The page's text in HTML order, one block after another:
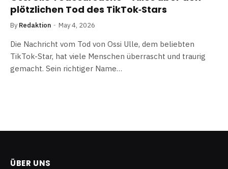
plötzlichen Tod des TikTok‑Stars
By Redaktion May 4, 2026
Die Nachricht vom Tod von Ossi Ulle, dem beliebten
TikTok-Star, hat viele Menschen überrascht und traurig
gemacht. Sein richtiger Name…
ÜBER UNS